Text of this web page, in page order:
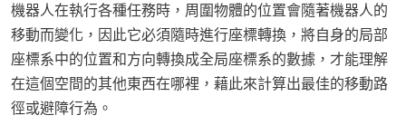
機器人在執行各種任務時，周圍物體的位置會隨著機器人的
移動而變化，因此它必須隨時進行座標轉換，將自身的局部
座標系中的位置和方向轉換成全局座標系的數據，才能理解
在這個空間的其他東西在哪裡，藉此來計算出最佳的移動路
徑或避障行為。